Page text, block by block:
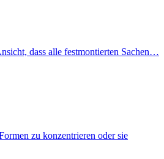
dass alle festmontierten Sachen…
zu konzentrieren oder sie